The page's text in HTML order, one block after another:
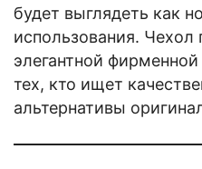
будет выглядеть как
использования. Чехол
элегантной
тех, кто ищет
альтернативы